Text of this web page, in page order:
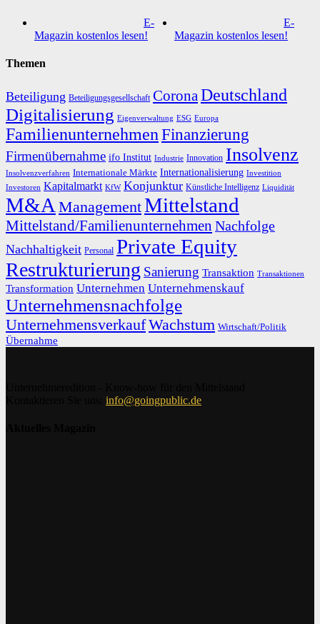
E-
Magazin kostenlos lesen!
E-
Magazin kostenlos lesen!
Themen
Beteiligung Beteiligungsgesellschaft Corona Deutschland
Digitalisierung Eigenverwaltung ESG Europa
Familienunternehmen Finanzierung
Firmenübernahme ifo Institut Industrie Innovation Insolvenz
Insolvenzverfahren Internationale Märkte Internationalisierung Investition
Investoren Kapitalmarkt KfW Konjunktur Künstliche Intelligenz Liquidität
M&A ManagementMittelstand
Mittelstand/Familienunternehmen Nachfolge
Nachhaltigkeit Personal Private Equity
Restrukturierung Sanierung Transaktion Transaktionen
Transformation Unternehmen Unternehmenskauf
Unternehmensnachfolge
UnternehmensverkaufWachstum Wirtschaft/Politik
Übernahme
info@goingpublic.de